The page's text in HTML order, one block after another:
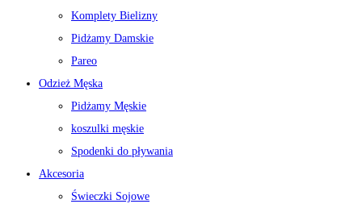
Komplety Bielizny
Pidżamy Damskie
Pareo
Odzież Męska
Pidżamy Męskie
koszulki męskie
Spodenki do pływania
Akcesoria
Świeczki Sojowe